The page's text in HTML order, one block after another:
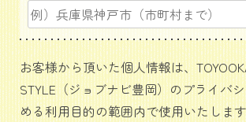
お客様から頂いた個人情報は、
STYLE（ジョブナビ豊岡）のプライバ
める利用目的の範囲内で使用いたしま